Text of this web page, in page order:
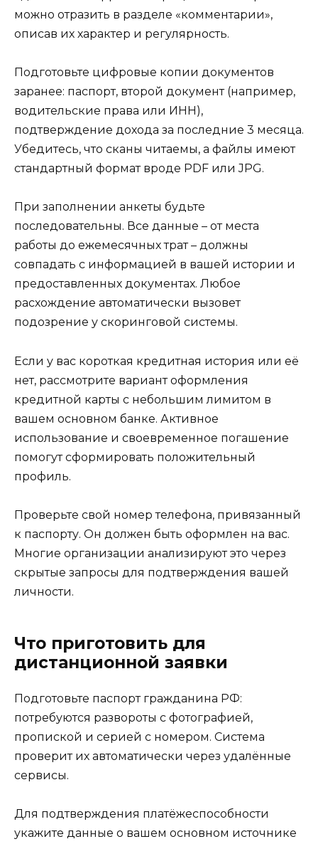
можно отразить в разделе «комментарии»,
описав их характер и регулярность.
Подготовьте цифровые копии документов
заранее: паспорт, второй документ (например,
водительские права или ИНН),
подтверждение дохода за последние 3 месяца.
Убедитесь, что сканы читаемы, а файлы имеют
стандартный формат вроде PDF или JPG.
При заполнении анкеты будьте
последовательны. Все данные – от места
работы до ежемесячных трат – должны
совпадать с информацией в вашей истории и
предоставленных документах. Любое
расхождение автоматически вызовет
подозрение у скоринговой системы.
Если у вас короткая кредитная история или её
нет, рассмотрите вариант оформления
кредитной карты с небольшим лимитом в
вашем основном банке. Активное
использование и своевременное погашение
помогут сформировать положительный
профиль.
Проверьте свой номер телефона, привязанный
к паспорту. Он должен быть оформлен на вас.
Многие организации анализируют это через
скрытые запросы для подтверждения вашей
личности.
Что приготовить для
дистанционной заявки
Подготовьте паспорт гражданина РФ:
потребуются развороты с фотографией,
пропиской и серией с номером. Система
проверит их автоматически через удалённые
сервисы.
Для подтверждения платёжеспособности
укажите данные о вашем основном источнике